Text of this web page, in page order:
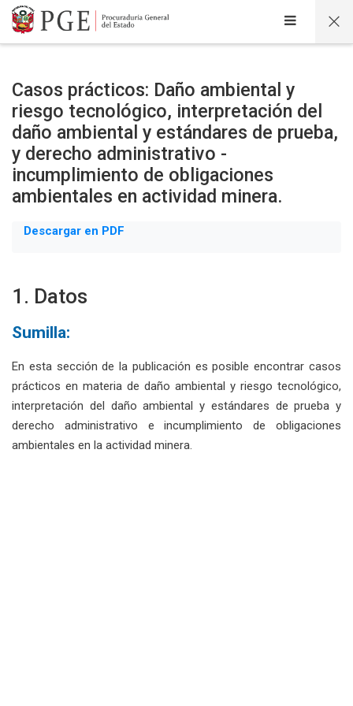
Salta al contenido principal
Casos prácticos: Daño ambiental y
riesgo tecnológico, interpretación del
daño ambiental y estándares de prueba,
y derecho administrativo -
incumplimiento de obligaciones
ambientales en actividad minera.
Descargar en PDF
1. Datos
Sumilla:
En esta sección de la publicación es posible encontrar casos
prácticos en materia de daño ambiental y riesgo tecnológico,
interpretación del daño ambiental y estándares de prueba y
derecho administrativo e incumplimiento de obligaciones
ambientales en la actividad minera.